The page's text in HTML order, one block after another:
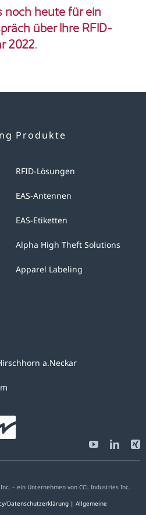
noch heute für ein
über Ihre RFID-
2022.
Produkte
RFID-Lösungen
EAS-Antennen
EAS-Etiketten
Alpha High Theft Solutions
Apparel Labeling
a.Neckar
– ein Unternehmen von CCL Industries Inc.
Datenschutzerklärung | Allgemeine